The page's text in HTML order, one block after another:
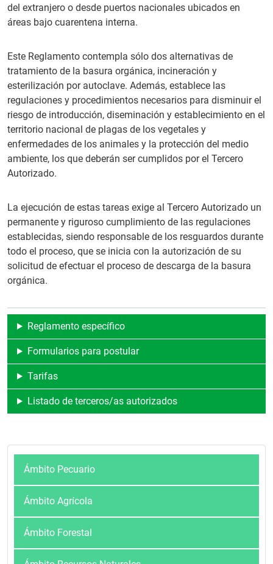
del extranjero o desde puertos nacionales ubicados en
áreas bajo cuarentena interna.
Este Reglamento contempla sólo dos alternativas de
tratamiento de la basura orgánica, incineración y
esterilización por autoclave. Además, establece las
regulaciones y procedimientos necesarios para disminuir el
riesgo de introducción, diseminación y establecimiento en el
territorio nacional de plagas de los vegetales y
enfermedades de los animales y la protección del medio
ambiente, los que deberán ser cumplidos por el Tercero
Autorizado.
La ejecución de estas tareas exige al Tercero Autorizado un
permanente y riguroso cumplimiento de las regulaciones
establecidas, siendo responsable de los resguardos durante
todo el proceso, que se inicia con la autorización de su
solicitud de efectuar el proceso de descarga de la basura
orgánica.
Reglamento específico
Formularios para postular
Tarifas
Listado de terceros/as autorizados
Ámbito Pecuario
Ámbito Agrícola
Ámbito Forestal